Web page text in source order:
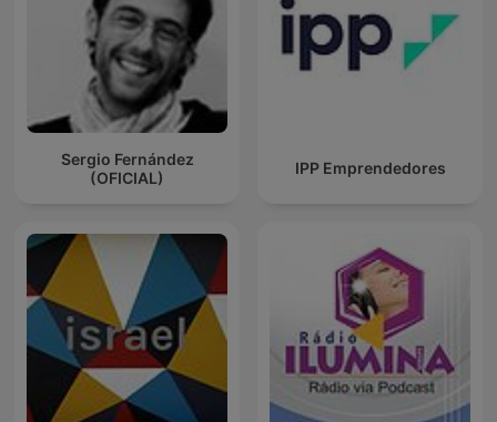
Sergio Fernández
(OFICIAL)
IPP Emprendedores